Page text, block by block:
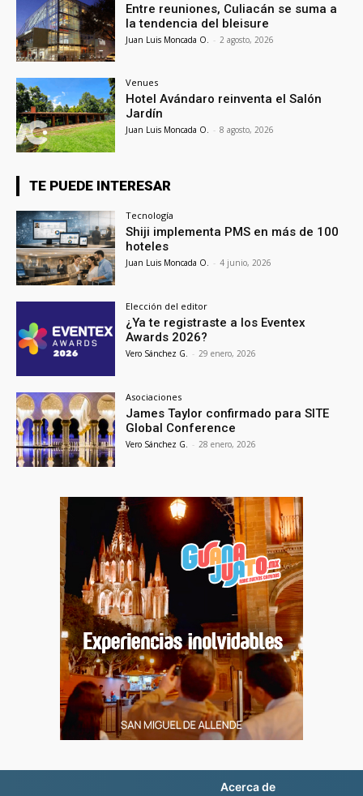
Entre reuniones, Culiacán se suma a
la tendencia del bleisure
Juan Luis Moncada O. - 2 agosto, 2026
Venues
Hotel Avándaro reinventa el Salón
Jardín
Juan Luis Moncada O. - 8 agosto, 2026
TE PUEDE INTERESAR
Tecnología
Shiji implementa PMS en más de 100
hoteles
Juan Luis Moncada O. - 4 junio, 2026
Elección del editor
¿Ya te registraste a los Eventex
Awards 2026?
Vero Sánchez G. - 29 enero, 2026
Asociaciones
James Taylor confirmado para SITE
Global Conference
Vero Sánchez G. - 28 enero, 2026
Acerca de